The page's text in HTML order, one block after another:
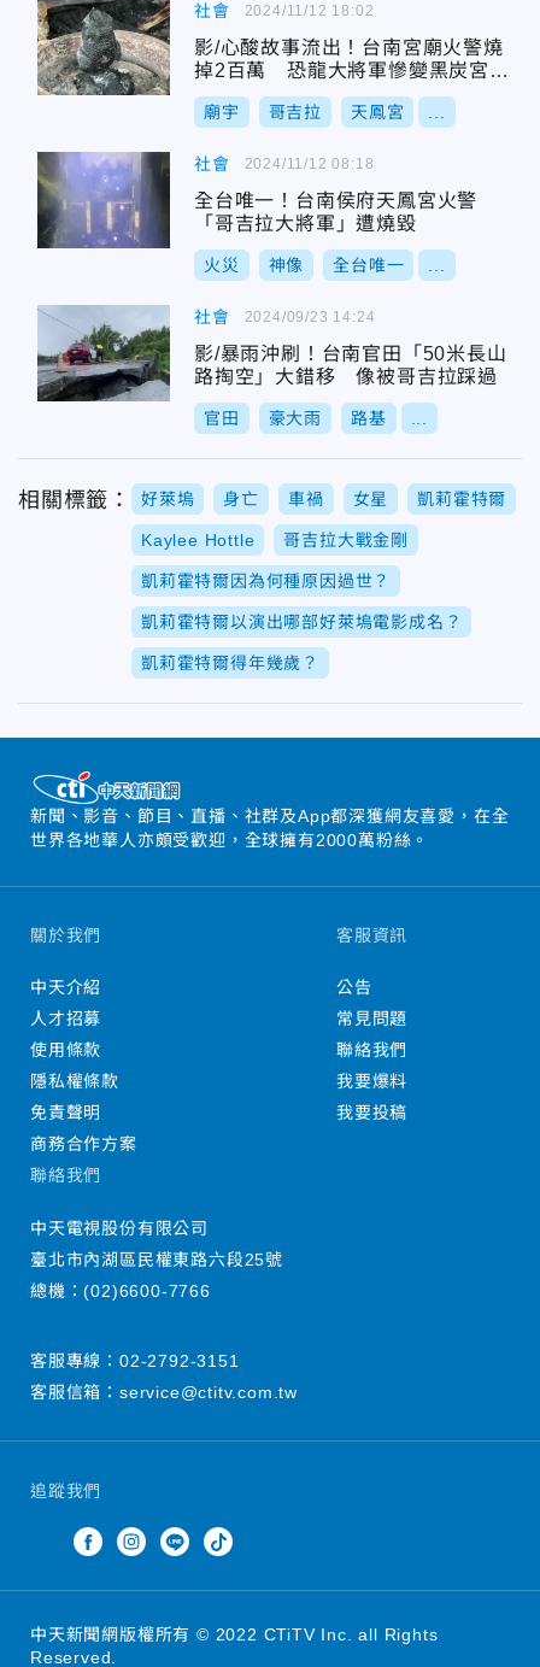
社會
影/心酸故事流出！台南宮廟火警燒
掉2百萬 恐龍大將軍慘變黑炭宮主
淚崩
廟宇 哥吉拉 天鳳宮
2024/11/12 18:02
社會
全台唯一！台南侯府天鳳宮火警
「哥吉拉大將軍」遭燒毀
火災 神像 全台唯一
2024/11/12 08:18
社會
影/暴雨沖刷！台南官田「50米長山
路掏空」大錯移 像被哥吉拉踩過
官田 豪大雨 路基
2024/09/23 14:24
相關標籤： 好萊塢 身亡 車禍 女星 凱莉霍特爾
Kaylee Hottle 哥吉拉大戰金剛
凱莉霍特爾因為何種原因過世？
凱莉霍特爾以演出哪部好萊塢電影成名？
凱莉霍特爾得年幾歲？
新聞、影音、節目、直播、社群及App都深獲網友喜愛，在全
世界各地華人亦頗受歡迎，全球擁有2000萬粉絲。
追蹤我們
關於我們
中天介紹
人才招募
使用條款
隱私權條款
免責聲明
商務合作方案
客服資訊
公告
常見問題
聯絡我們
我要爆料
我要投稿
聯絡我們
中天電視股份有限公司
臺北市內湖區民權東路六段25號
總機：(02)6600-7766
客服專線： 02-2792-3151
客服信箱： service@ctitv.com.tw
中天新聞網版權所有 © 2022 CTiTV Inc. all Rights
Reserved.